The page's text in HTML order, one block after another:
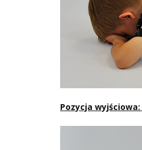
Pozycja wyjściowa: